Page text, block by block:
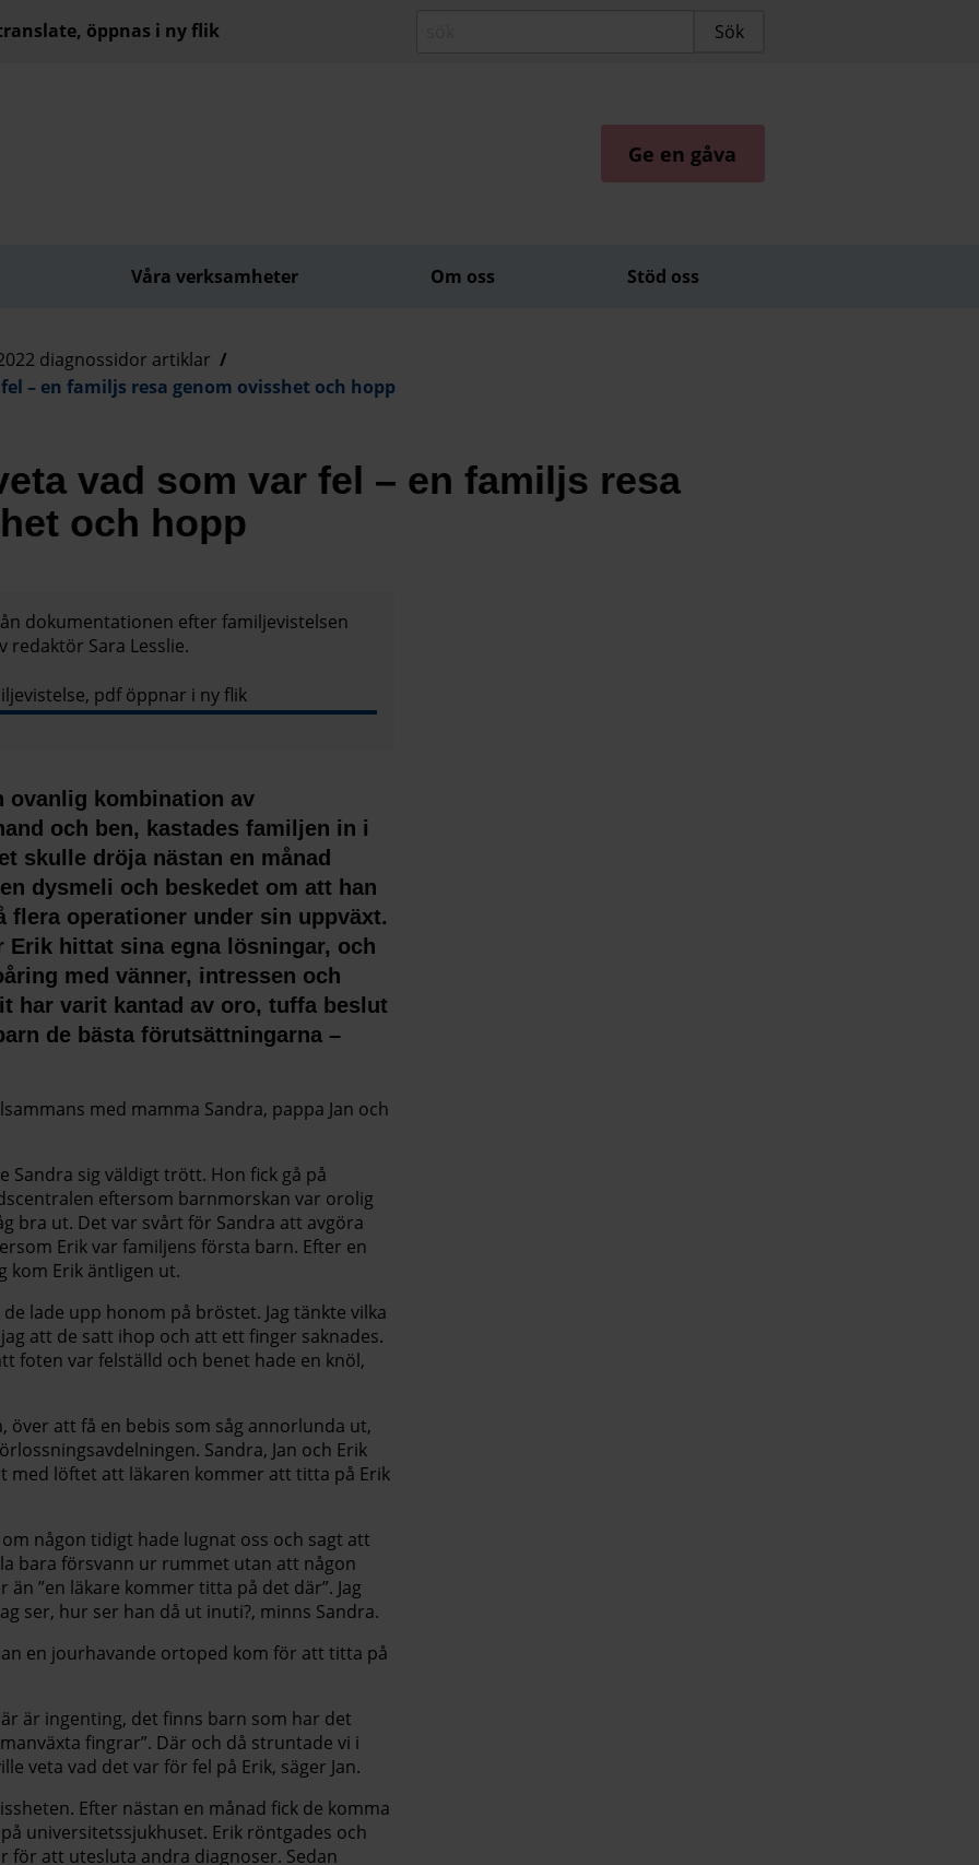
öppnas i ny flik
Ge en gåva
Våra verksamheter Om oss Stöd oss
diagnossidor artiklar
– en familjs resa genom ovisshet och hopp
vad som var fel – en familjs resa
och hopp
dokumentationen efter familjevistelsen
redaktör Sara Lesslie.
pdf öppnar i ny flik
ovanlig kombination av
och ben, kastades familjen in i
skulle dröja nästan en månad
dysmeli och beskedet om att han
flera operationer under sin uppväxt.
Erik hittat sina egna lösningar, och
med vänner, intressen och
har varit kantad av oro, tuffa beslut
de bästa förutsättningarna –
med mamma Sandra, pappa Jan och
Sandra sig väldigt trött. Hon fick gå på
eftersom barnmorskan var orolig
bra ut. Det var svårt för Sandra att avgöra
Erik var familjens första barn. Efter en
kom Erik äntligen ut.
lade upp honom på bröstet. Jag tänkte vilka
att de satt ihop och att ett finger saknades.
foten var felställd och benet hade en knöl,
över att få en bebis som såg annorlunda ut,
Sandra, Jan och Erik
med löftet att läkaren kommer att titta på Erik
någon tidigt hade lugnat oss och sagt att
bara försvann ur rummet utan att någon
än ”en läkare kommer titta på det där”. Jag
ser, hur ser han då ut inuti?, minns Sandra.
en jourhavande ortoped kom för att titta på
är ingenting, det finns barn som har det
fingrar”. Där och då struntade vi i
veta vad det var för fel på Erik, säger Jan.
Efter nästan en månad fick de komma
universitetssjukhuset. Erik röntgades och
för att utesluta andra diagnoser. Sedan